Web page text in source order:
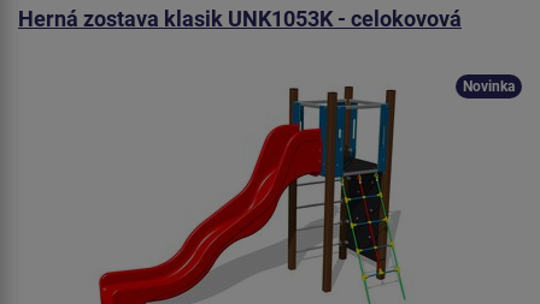
Herná zostava klasik UNK1053K - celokovová
Novinka